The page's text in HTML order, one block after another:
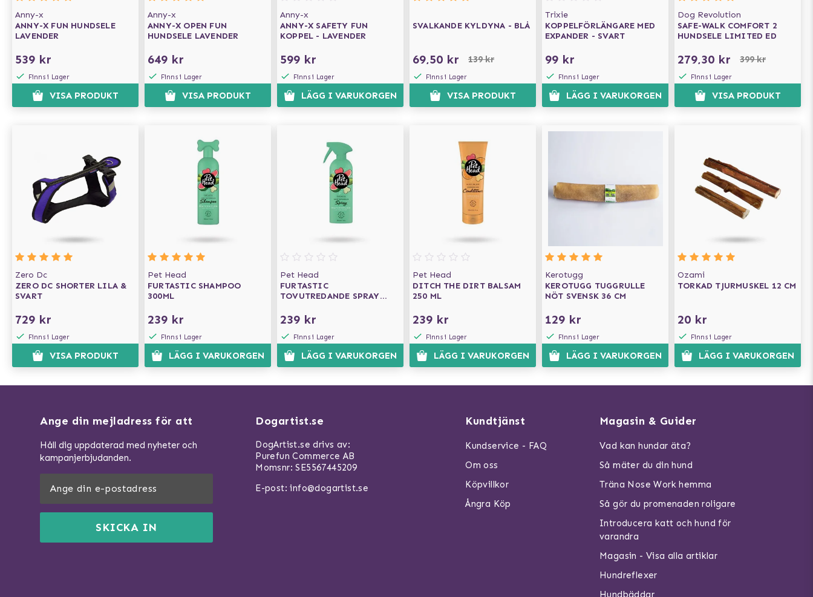
Anny-x
ANNY-X FUN HUNDSELE
LAVENDER
539 kr
Finns i Lager
VISA PRODUKT
Anny-x
ANNY-X OPEN FUN
HUNDSELE LAVENDER
649 kr
Finns i Lager
VISA PRODUKT
Anny-x
ANNY-X SAFETY FUN
KOPPEL - LAVENDER
599 kr
Finns i Lager
LÄGG I VARUKORGEN
SVALKANDE KYLDYNA - BLÅ
69,50 kr 139 kr
Finns i Lager
VISA PRODUKT
Trixie
KOPPELFÖRLÄNGARE MED
EXPANDER - SVART
99 kr
Finns i Lager
LÄGG I VARUKORGEN
Dog Revolution
SAFE-WALK COMFORT 2
HUNDSELE LIMITED ED
279,30 kr 399 kr
Finns i Lager
VISA PRODUKT
Zero Dc
ZERO DC SHORTER LILA &
SVART
729 kr
Finns i Lager
VISA PRODUKT
Pet Head
FURTASTIC SHAMPOO
300ML
239 kr
Finns i Lager
LÄGG I VARUKORGEN
Pet Head
FURTASTIC
TOVUTREDANDE SPRAY
239 kr
Finns i Lager
LÄGG I VARUKORGEN
Pet Head
DITCH THE DIRT BALSAM
250 ML
239 kr
Finns i Lager
LÄGG I VARUKORGEN
Kerotugg
KEROTUGG TUGGRULLE
NÖT SVENSK 36 CM
129 kr
Finns i Lager
LÄGG I VARUKORGEN
Ozami
TORKAD TJURMUSKEL 12 CM
20 kr
Finns i Lager
LÄGG I VARUKORGEN
Ange din mejladress för att
Håll dig uppdaterad med nyheter och
kampanjerbjudanden.
SKICKA IN
Dogartist.se
DogArtist.se drivs av:
Purefun Commerce AB
Momsnr: SE5567445209
E-post:info@dogartist.se
Kundtjänst
Kundservice - FAQ
Om oss
Köpvillkor
Ångra Köp
Magasin & Guider
Vad kan hundar äta?
Så mäter du din hund
Träna Nose Work hemma
Så gör du promenaden roligare
Introducera katt och hund för
varandra
Magasin - Visa alla artiklar
Hundreflexer
Hundbäddar